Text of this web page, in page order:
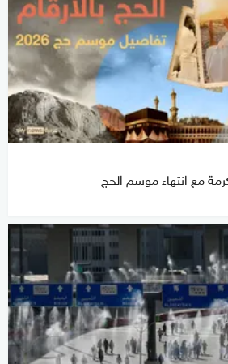
مع انتهاء موسم الحج